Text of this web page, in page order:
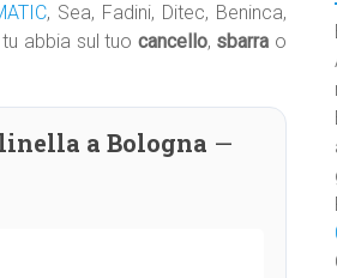
, Sea, Fadini, Ditec, Beninca,
tu abbia sul tuo cancello, sbarra o
a Bologna —